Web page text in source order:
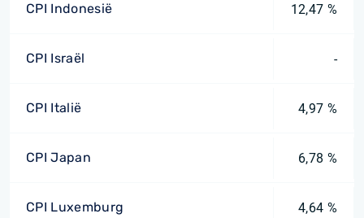
CPI Indonesië 12,47 %
CPI Israël -
CPI Italië 4,97 %
CPI Japan 6,78 %
CPI Luxemburg 4,64 %